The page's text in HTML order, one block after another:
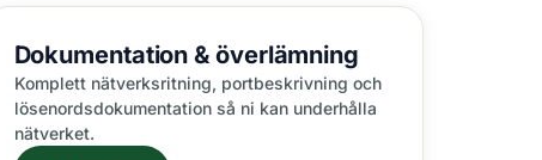
Dokumentation& överlämning
Komplett nätverksritning, portbeskrivning och
lösenordsdokumentation så ni kan underhålla
nätverket.